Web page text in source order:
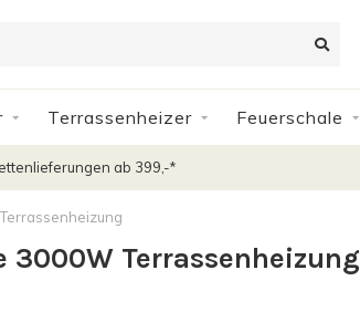
Terrassenheizer Feuerschale
ab 399,-*
3000W Terrassenheizung